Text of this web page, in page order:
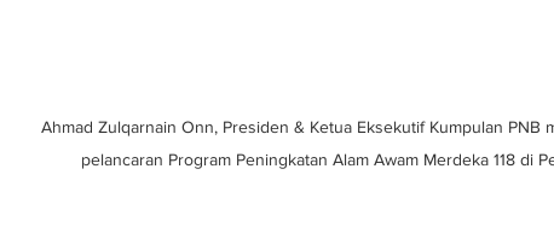
Ahmad Zulqarnain Onn, Presiden & Ketua Eksekutif Kumpulan PNB
pelancaran Program Peningkatan Alam Awam Merdeka 118 di